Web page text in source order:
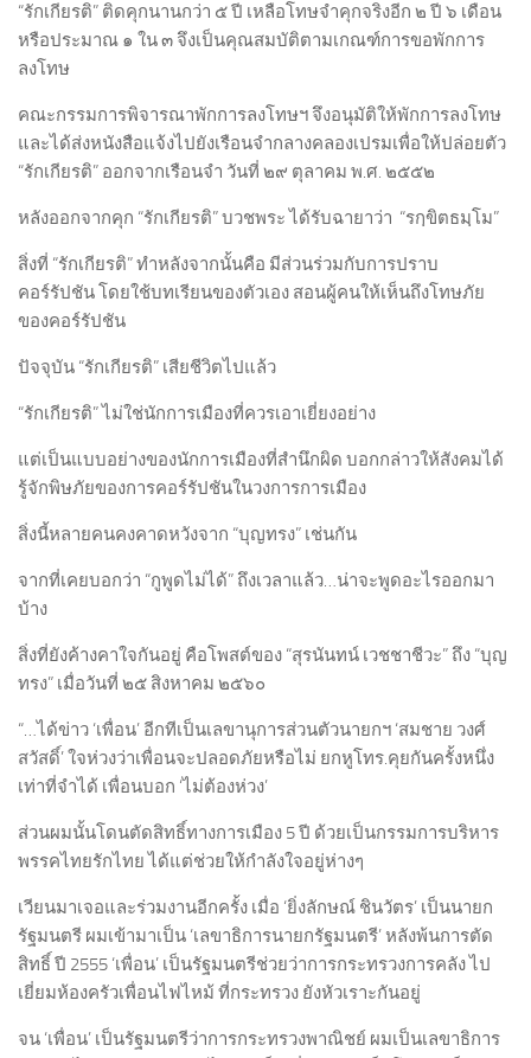
“รักเกียรติ” ติดคุกนานกว่า ๕ ปี เหลือโทษจำคุกจริงอีก ๒ ปี ๖ เดือน
หรือประมาณ ๑ ใน ๓ จึงเป็นคุณสมบัติตามเกณฑ์การขอพักการ
ลงโทษ
คณะกรรมการพิจารณาพักการลงโทษฯ จึงอนุมัติให้พักการลงโทษ
และได้ส่งหนังสือแจ้งไปยังเรือนจำกลางคลองเปรมเพื่อให้ปล่อยตัว
“รักเกียรติ” ออกจากเรือนจำ วันที่ ๒๙ ตุลาคม พ.ศ. ๒๕๕๒
หลังออกจากคุก “รักเกียรติ” บวชพระ ได้รับฉายาว่า “รกฺขิตธมฺโม”
สิ่งที่ “รักเกียรติ” ทำหลังจากนั้นคือ มีส่วนร่วมกับการปราบ
คอร์รัปชัน โดยใช้บทเรียนของตัวเอง สอนผู้คนให้เห็นถึงโทษภัย
ของคอร์รัปชัน
ปัจจุบัน “รักเกียรติ” เสียชีวิตไปแล้ว
“รักเกียรติ” ไม่ใช่นักการเมืองที่ควรเอาเยี่ยงอย่าง
แต่เป็นแบบอย่างของนักการเมืองที่สำนึกผิด บอกกล่าวให้สังคมได้
รู้จักพิษภัยของการคอร์รัปชันในวงการการเมือง
สิ่งนี้หลายคนคงคาดหวังจาก “บุญทรง” เช่นกัน
จากที่เคยบอกว่า “กูพูดไม่ได้” ถึงเวลาแล้ว…น่าจะพูดอะไรออกมา
บ้าง
สิ่งที่ยังค้างคาใจกันอยู่ คือโพสต์ของ “สุรนันทน์ เวชชาชีวะ” ถึง “บุญ
ทรง” เมื่อวันที่ ๒๕ สิงหาคม ๒๕๖๐
“…ได้ข่าว ‘เพื่อน’ อีกทีเป็นเลขานุการส่วนตัวนายกฯ ‘สมชาย วงศ์
สวัสดิ์’ ใจห่วงว่าเพื่อนจะปลอดภัยหรือไม่ ยกหูโทร.คุยกันครั้งหนึ่ง
เท่าที่จำได้ เพื่อนบอก ‘ไม่ต้องห่วง’
ส่วนผมนั้นโดนตัดสิทธิ์ทางการเมือง 5 ปี ด้วยเป็นกรรมการบริหาร
พรรคไทยรักไทย ได้แต่ช่วยให้กำลังใจอยู่ห่างๆ
เวียนมาเจอและร่วมงานอีกครั้ง เมื่อ ‘ยิ่งลักษณ์ ชินวัตร’ เป็นนายก
รัฐมนตรี ผมเข้ามาเป็น ‘เลขาธิการนายกรัฐมนตรี’ หลังพ้นการตัด
สิทธิ์ ปี 2555 ‘เพื่อน’ เป็นรัฐมนตรีช่วยว่าการกระทรวงการคลัง ไป
เยี่ยมห้องครัวเพื่อนไฟไหม้ ที่กระทรวง ยังหัวเราะกันอยู่
จน ‘เพื่อน’ เป็นรัฐมนตรีว่าการกระทรวงพาณิชย์ ผมเป็นเลขาธิการ